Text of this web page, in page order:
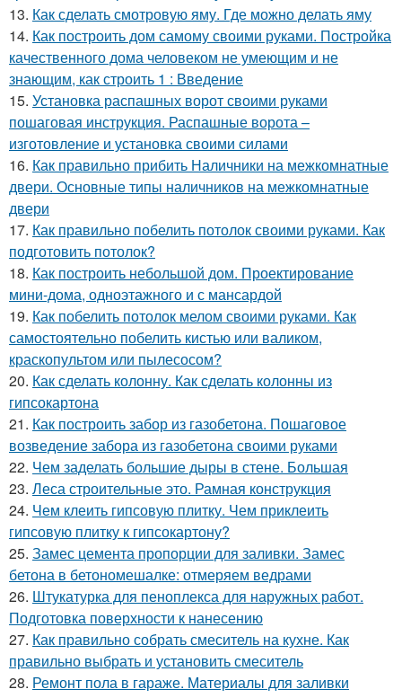
13. Как сделать смотровую яму. Где можно делать яму
14. Как построить дом самому своими руками. Постройка
качественного дома человеком не умеющим и не
знающим, как строить 1 : Введение
15. Установка распашных ворот своими руками
пошаговая инструкция. Распашные ворота –
изготовление и установка своими силами
16. Как правильно прибить Наличники на межкомнатные
двери. Основные типы наличников на межкомнатные
двери
17. Как правильно побелить потолок своими руками. Как
подготовить потолок?
18. Как построить небольшой дом. Проектирование
мини-дома, одноэтажного и с мансардой
19. Как побелить потолок мелом своими руками. Как
самостоятельно побелить кистью или валиком,
краскопультом или пылесосом?
20. Как сделать колонну. Как сделать колонны из
гипсокартона
21. Как построить забор из газобетона. Пошаговое
возведение забора из газобетона своими руками
22. Чем заделать большие дыры в стене. Большая
23. Леса строительные это. Рамная конструкция
24. Чем клеить гипсовую плитку. Чем приклеить
гипсовую плитку к гипсокартону?
25. Замес цемента пропорции для заливки. Замес
бетона в бетономешалке: отмеряем ведрами
26. Штукатурка для пеноплекса для наружных работ.
Подготовка поверхности к нанесению
27. Как правильно собрать смеситель на кухне. Как
правильно выбрать и установить смеситель
28. Ремонт пола в гараже. Материалы для заливки